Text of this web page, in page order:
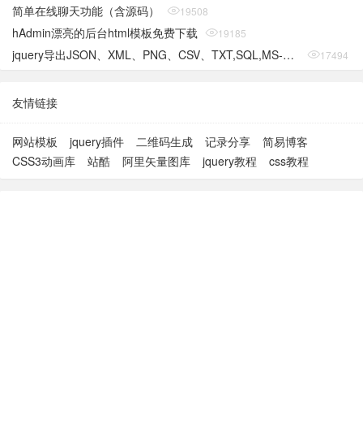
简单在线聊天功能（含源码） 19508
hAdmin漂亮的后台html模板免费下载 19185
jquery导出JSON、XML、PNG、CSV、TXT,SQL,MS-Word,Ms-Excel Ms-Powerpoint、PDF插件 17494
友情链接
网站模板 jquery插件 二维码生成 记录分享
简易博客
CSS3动画库
站酷 阿里矢量图库 jquery教程 css教程